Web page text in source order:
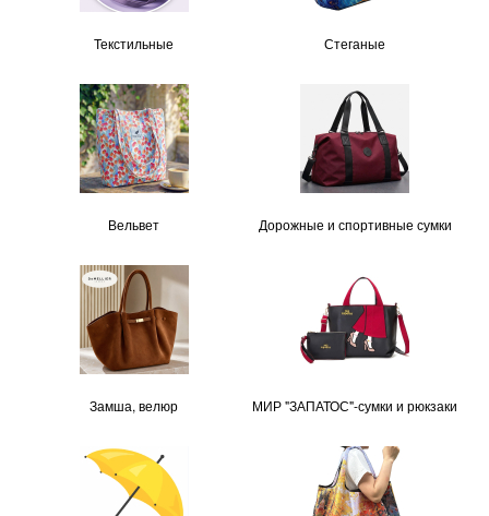
Текстильные Стеганые
Вельвет Дорожные и спортивные сумки
Замша, велюр МИР "ЗАПАТОС"-сумки и рюкзаки